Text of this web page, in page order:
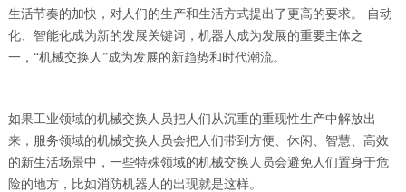
生活节奏的加快，对人们的生产和生活方式提出了更高的要求。 自动
化、智能化成为新的发展关键词，机器人成为发展的重要主体之
一，“机械交换人”成为发展的新趋势和时代潮流。
如果工业领域的机械交换人员把人们从沉重的重现性生产中解放出
来，服务领域的机械交换人员会把人们带到方便、休闲、智慧、高效
的新生活场景中，一些特殊领域的机械交换人员会避免人们置身于危
险的地方，比如消防机器人的出现就是这样。